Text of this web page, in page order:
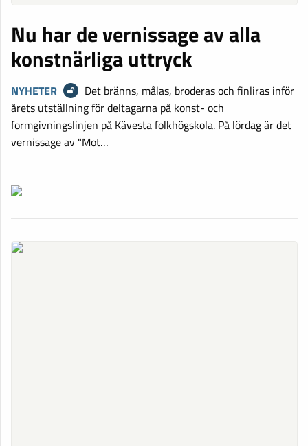
Nu har de vernissage av alla
konstnärliga uttryck
NYHETER
Det bränns, målas, broderas och finliras inför
årets utställning för deltagarna på konst- och
formgivningslinjen på Kävesta folkhögskola. På lördag är det
vernissage av "Mot…